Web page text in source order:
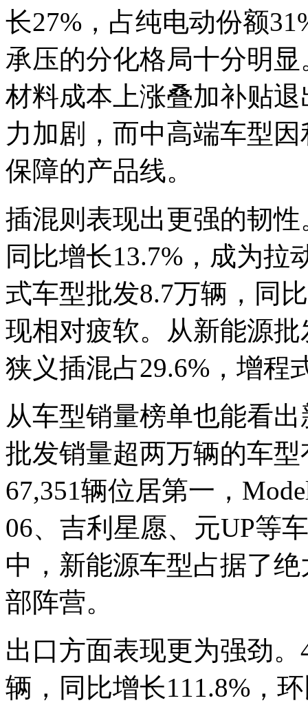
长27%，占纯电动份额
承压的分化格局十分明
材料成本上涨叠加补贴
力加剧，而中高端车型
保障的产品线。
插混则表现出更强的韧
同比增长13.7%，成为
式车型批发8.7万辆，同
现相对疲软。从新能源
狭义插混占29.6%，增程
从车型销量榜单也能看
批发销量超两万辆的车
67,351辆位居第一，
06、吉利星愿、元UP等
中，新能源车型占据了
部阵营。
出口方面表现更为强劲
辆，同比增长111.8%，